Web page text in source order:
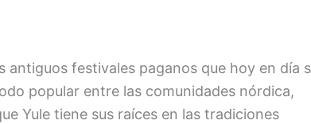
festivales paganos que hoy en día
popular entre las comunidades nórdica,
Yule tiene sus raíces en las tradiciones